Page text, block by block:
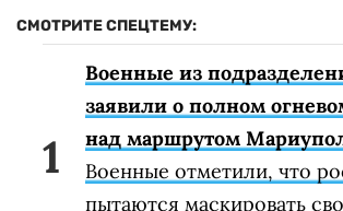
СМОТРИТЕ СПЕЦТЕМУ:
Военные из
заявили о полном
над маршрутом
Военные отметили, что
пытаются маскировать